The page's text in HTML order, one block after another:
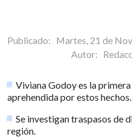
Publicado: Martes, 21 de
Autor:
Viviana Godoy es la
aprehendida por estos hechos.
Se investigan traspasos de
región.